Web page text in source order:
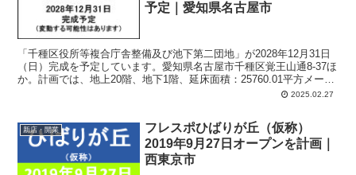
予定｜愛知県名古屋市
「千種区役所等複合庁舎整備及び池下第二団地」が2028年12月31日
（日）完成を予定しています。愛知県名古屋市千種区覚王山通8-37ほ
か。計画では、地上20階、地下1階、延床面積：25760.01平方メート
ル、主要用途：事務所、図書館、講堂（集会場）、共同住宅、駐車
2025.02.27
新店・開業
フレスポひばりが丘（仮称）
2019年9月27日オープンを計画｜
西東京市